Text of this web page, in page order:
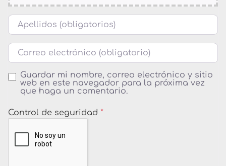
Nombre
Correo electrónico
Guardar mi nombre, correo electrónico y sitio
web en este navegador para la próxima vez
que haga un comentario.
Control de seguridad *